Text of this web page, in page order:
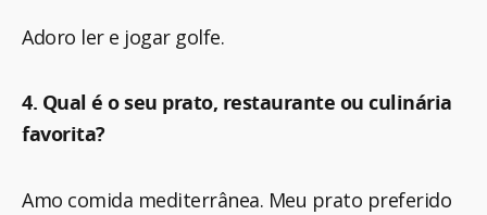
Adoro ler e jogar golfe.
4. Qual é o seu prato, restaurante ou culinária
favorita?
Amo comida mediterrânea. Meu prato preferido